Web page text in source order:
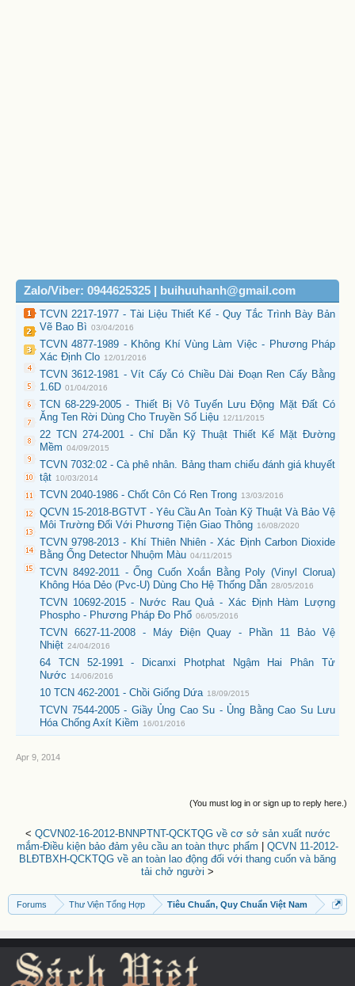
Zalo/Viber: 0944625325 | buihuuhanh@gmail.com
TCVN 2217-1977 - Tài Liệu Thiết Kế - Quy Tắc Trình Bày Bản
Vẽ Bao Bì 03/04/2016
TCVN 4877-1989 - Không Khí Vùng Làm Việc - Phương Pháp
Xác Định Clo 12/01/2016
TCVN 3612-1981 - Vít Cấy Có Chiều Dài Đoạn Ren Cấy Bằng
1.6D 01/04/2016
TCN 68-229-2005 - Thiết Bị Vô Tuyến Lưu Động Mặt Đất Có
Ăng Ten Rời Dùng Cho Truyền Số Liệu 12/11/2015
22 TCN 274-2001 - Chỉ Dẫn Kỹ Thuật Thiết Kế Mặt Đường
Mềm 04/09/2015
TCVN 7032:02 - Cà phê nhân. Bảng tham chiếu đánh giá khuyết
tật 10/03/2014
TCVN 2040-1986 - Chốt Côn Có Ren Trong 13/03/2016
QCVN 15-2018-BGTVT - Yêu Cầu An Toàn Kỹ Thuật Và Bảo Vệ
Môi Trường Đối Với Phương Tiện Giao Thông 16/08/2020
TCVN 9798-2013 - Khí Thiên Nhiên - Xác Định Carbon Dioxide
Bằng Ống Detector Nhuộm Màu 04/11/2015
TCVN 8492-2011 - Ống Cuốn Xoắn Bằng Poly (Vinyl Clorua)
Không Hóa Dẻo (Pvc-U) Dùng Cho Hệ Thống Dẫn 28/05/2016
TCVN 10692-2015 - Nước Rau Quả - Xác Định Hàm Lượng
Phospho - Phương Pháp Đo Phổ 06/05/2016
TCVN 6627-11-2008 - Máy Điện Quay - Phần 11 Bảo Vệ
Nhiệt 24/04/2016
64 TCN 52-1991 - Dicanxi Photphat Ngậm Hai Phân Tử
Nước
14/06/2016
10 TCN 462-2001 - Chồi Giống Dứa 18/09/2015
TCVN 7544-2005 - Giầy Ủng Cao Su - Ủng Bằng Cao Su Lưu
Hóa Chống Axít Kiềm
16/01/2016
Apr 9, 2014
(You must log in or sign up to reply here.)
< QCVN02-16-2012-BNNPTNT-QCKTQG về cơ sở sản xuất nước
mắm-Điều kiện bảo đảm yêu cầu an toàn thực phẩm
QCVN 11-2012-
BLĐTBXH-QCKTQG về an toàn lao động đối với thang cuốn và băng
tải chở người >
Forums Thư Viện Tổng Hợp Tiêu Chuẩn, Quy Chuẩn Việt Nam